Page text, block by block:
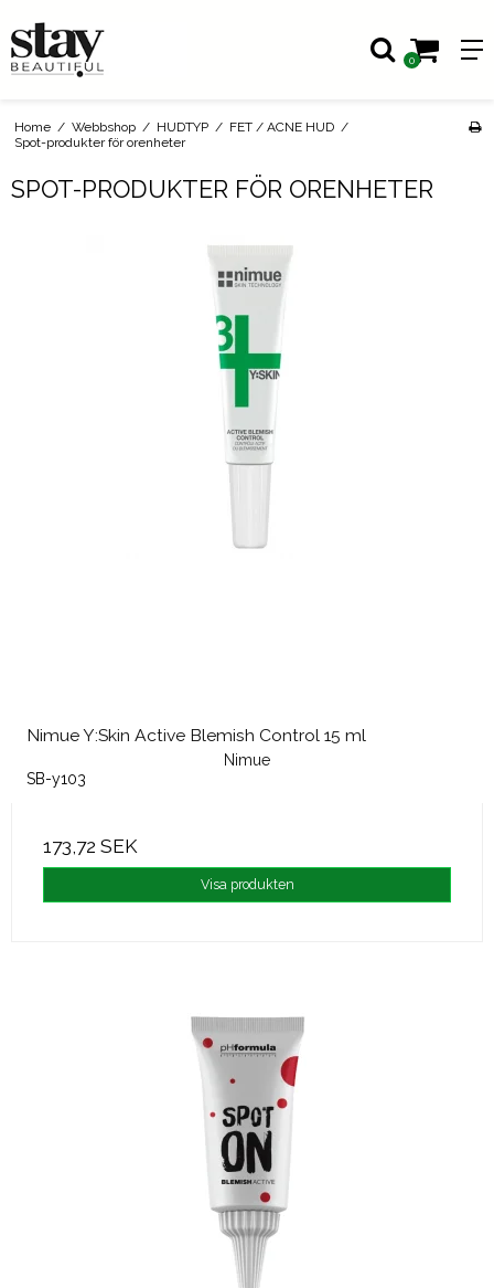
0
Home / Webbshop / HUDTYP / FET / ACNE HUD /
Spot-produkter för orenheter
SPOT-PRODUKTER FÖR ORENHETER
Nimue Y:Skin Active Blemish Control 15 ml
Nimue
SB-y103
173,72 SEK
Visa produkten